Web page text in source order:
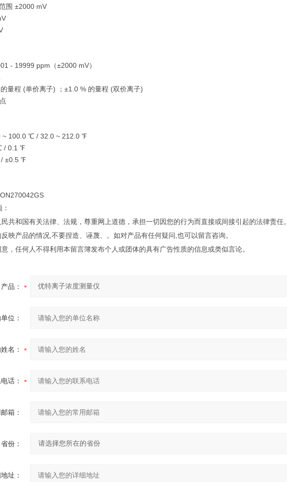
围 ±2000 mV
- 19999 ppm（±2000 mV）
量程 (单价离子) ；±1.0 % 的量程 (双价离子)
~ 100.0 ℃ / 32.0 ~ 212.0 ℉
/ 0.1 ℉
±0.5 ℉
共和国有关法律、法规，尊重网上道德，承担一切因您的行为而直接或间接引起的法律责任。
映产品的情况,不要捏造、诬蔑、。如对产品有任何疑问,也可以留言咨询。
，任何人不得利用本留言簿发布个人或团体的具有广告性质的信息或类似言论。
产品：
位：
名：
话：
箱：
省份：
址：